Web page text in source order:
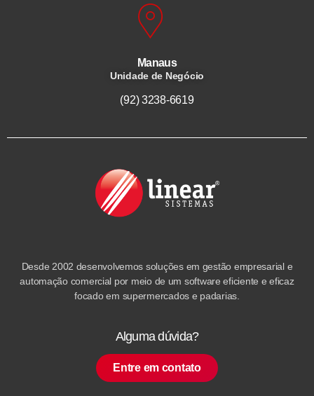
Manaus
Unidade de Negócio
(92) 3238-6619
Desde 2002 desenvolvemos soluções em gestão empresarial e
automação comercial por meio de um software eficiente e eficaz
focado em supermercados e padarias.
Alguma dúvida?
Entre em contato